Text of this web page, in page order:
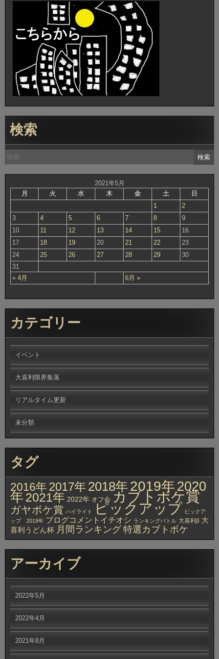
検索
検
索:
2021年5月
月
火 水 木 金 土 日
« 4月 6月 »
1
2
3
4 5 6 7 8
9
10
11 12 13 14 15
16
17
18 19 20 21 22
23
24
25 26 27 28 29
30
31
カテゴリー
イベント
大喜利限界集落
リアルタイム更新
未分類
タグ
2016年 2017年 2018年 2019年2020
年 2021年 2022年 オフ会 カブトボケ賞
ガヤボケ賞 ハイライト ピックアップ ピックア
ップ 2019年 ブログコメントイチオシ ランキングバトル 大喜利β 大
喜利うどん杯 月間ランキング特選カブトボケ
アーカイブ
2022年5月
2022年4月
2021年8月